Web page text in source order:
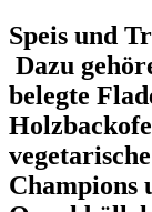
Speis und
Dazu
belegte
Champions